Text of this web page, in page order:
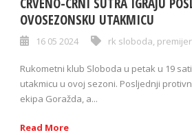
OVOSEZONSKU UTAKMICU
16 05 2024 rk sloboda,
Rukometni klub Sloboda u petak u 19
utakmicu u ovoj sezoni. Posljednji
ekipa Goražda, a...
Read More